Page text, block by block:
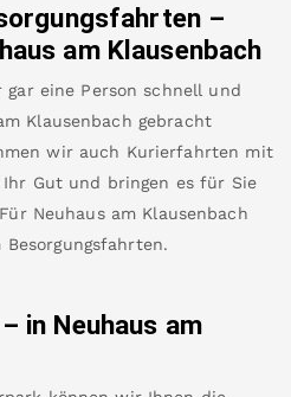
–
am Klausenbach
gar eine Person schnell und
Klausenbach gebracht
wir auch Kurierfahrten mit
Gut und bringen es für Sie
Neuhaus am Klausenbach
in Neuhaus am